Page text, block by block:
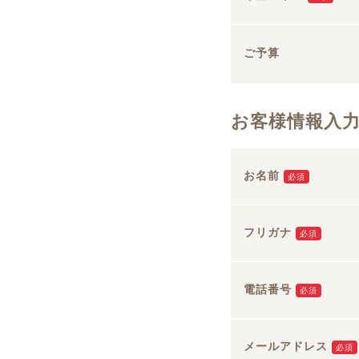
ご予算
お客様情報入
お名前 必須
フリガナ 必須
電話番号 必須
メールアドレス 必須